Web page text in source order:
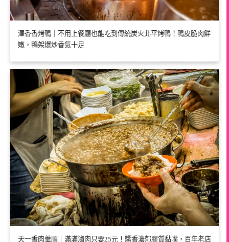
澤香香烤鴨｜不用上餐廳也能吃到傳統炭火北平烤鴨！鴨皮脆肉鮮
嫩，鴨架爆炒香氣十足
天一香肉羹順｜滿滿滷肉只要25元！醬香濃郁膠質黏嘴，百年老店